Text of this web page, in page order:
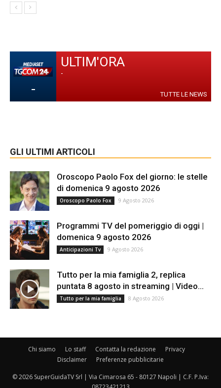
-
ULTIM'ORA
-
TUTTE LE NEWS
GLI ULTIMI ARTICOLI
Oroscopo Paolo Fox del giorno: le stelle
di domenica 9 agosto 2026
Oroscopo Paolo Fox 9 Agosto 2026
Programmi TV del pomeriggio di oggi |
domenica 9 agosto 2026
Anticipazioni Tv 9 Agosto 2026
Tutto per la mia famiglia 2, replica
puntata 8 agosto in streaming | Video...
Tutto per la mia famiglia 8 Agosto 2026
Chi siamo Lo staff Contatta la redazione
Privacy
Disclaimer
Preferenze pubblicitarie
© 2026 SuperGuidaTV Srl | Via Cimarosa 65 - 80127 Napoli | C.F. P.Iva: